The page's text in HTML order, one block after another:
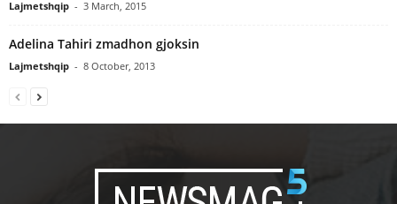
Lajmetshqip - 3 March, 2015
Adelina Tahiri zmadhon gjoksin
Lajmetshqip - 8 October, 2013